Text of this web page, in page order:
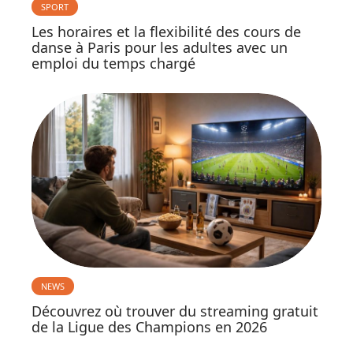
SPORT
Les horaires et la flexibilité des cours de
danse à Paris pour les adultes avec un
emploi du temps chargé
NEWS
Découvrez où trouver du streaming gratuit
de la Ligue des Champions en 2026